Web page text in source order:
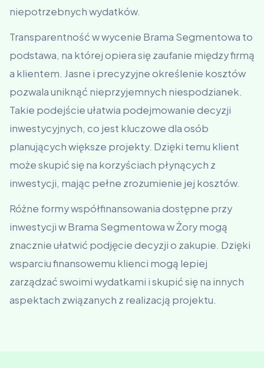
niepotrzebnych wydatków.
Transparentność w wycenie Brama Segmentowa to
podstawa, na której opiera się zaufanie między firmą
a klientem. Jasne i precyzyjne określenie kosztów
pozwala uniknąć nieprzyjemnych niespodzianek.
Takie podejście ułatwia podejmowanie decyzji
inwestycyjnych, co jest kluczowe dla osób
planujących większe projekty. Dzięki temu klient
może skupić się na korzyściach płynących z
inwestycji, mając pełne zrozumienie jej kosztów.
Różne formy współfinansowania dostępne przy
inwestycji w Brama Segmentowa w Żory mogą
znacznie ułatwić podjęcie decyzji o zakupie. Dzięki
wsparciu finansowemu klienci mogą lepiej
zarządzać swoimi wydatkami i skupić się na innych
aspektach związanych z realizacją projektu.